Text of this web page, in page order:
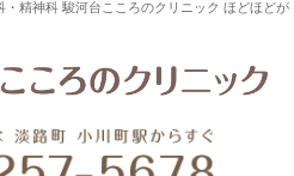
精神科 駿河台こころのクリニック ほどほどが